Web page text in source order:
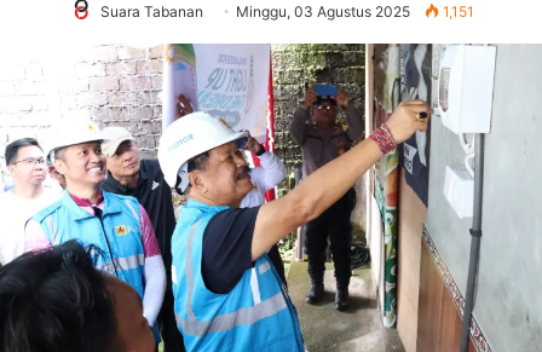
Suara Tabanan Minggu, 03 Agustus 2025 1,151